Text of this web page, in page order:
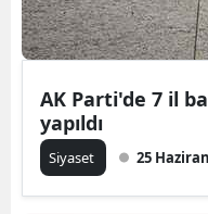
AK Parti'de 7 il
yapıldı
Siyaset 25